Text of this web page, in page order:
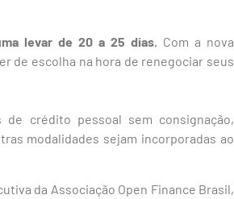
levar de 20 a 25 dias. Com a nova
de escolha na hora de renegociar seus
crédito pessoal sem consignação,
modalidades sejam incorporadas ao
da Associação Open Finance Brasil,